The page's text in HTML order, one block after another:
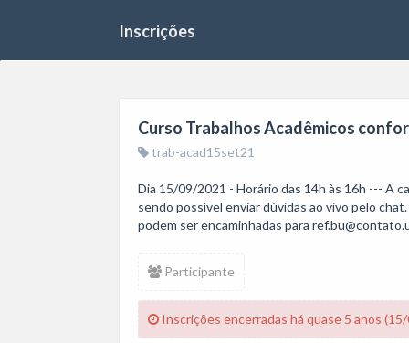
Inscrições
Curso Trabalhos Acadêmicos
trab-acad15set21
Dia 15/09/2021 - Horário das 14h às 16h --- A
sendo possível enviar dúvidas ao vivo pelo
podem ser encaminhadas para
Participante
Inscrições encerradas há quase 5 anos